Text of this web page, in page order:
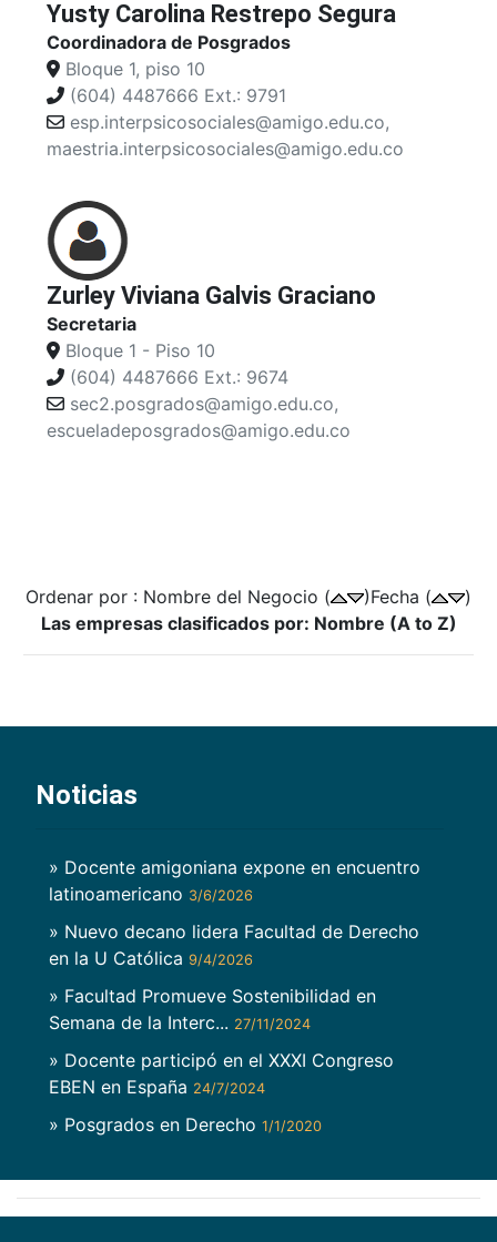
Yusty Carolina Restrepo Segura
Coordinadora de Posgrados
Bloque 1, piso 10
(604) 4487666 Ext.: 9791
esp.interpsicosociales@amigo.edu.co,
maestria.interpsicosociales@amigo.edu.co
Zurley Viviana Galvis Graciano
Secretaria
Bloque 1 - Piso 10
(604) 4487666 Ext.: 9674
sec2.posgrados@amigo.edu.co,
escueladeposgrados@amigo.edu.co
Ordenar por : Nombre del Negocio ( )Fecha (
)
Las empresas clasificados por: Nombre (A to Z)
Noticias
» Docente amigoniana expone en encuentro
latinoamericano 3/6/2026
» Nuevo decano lidera Facultad de Derecho
en la U Católica 9/4/2026
» Facultad Promueve Sostenibilidad en
Semana de la Interc... 27/11/2024
» Docente participó en el XXXI Congreso
EBEN en España 24/7/2024
» Posgrados en Derecho 1/1/2020